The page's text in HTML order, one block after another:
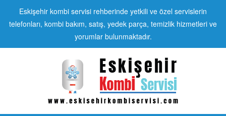
Eskişehir kombi servisi rehberinde yetkili ve özel servislerin
telefonları, kombi bakım, satış, yedek parça, temizlik hizmetleri ve
yorumlar bulunmaktadır.